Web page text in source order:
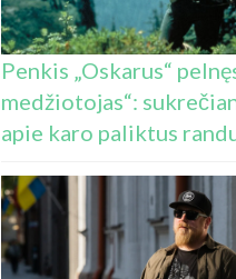
Penkis „Oskarus“
medžiotojas“:
apie karo paliktus